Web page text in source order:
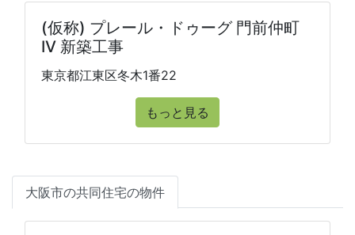
(仮称) プレール・ドゥーグ 門前仲町
IV 新築工事
東京都江東区冬木1番22
もっと見る
大阪市の共同住宅の物件